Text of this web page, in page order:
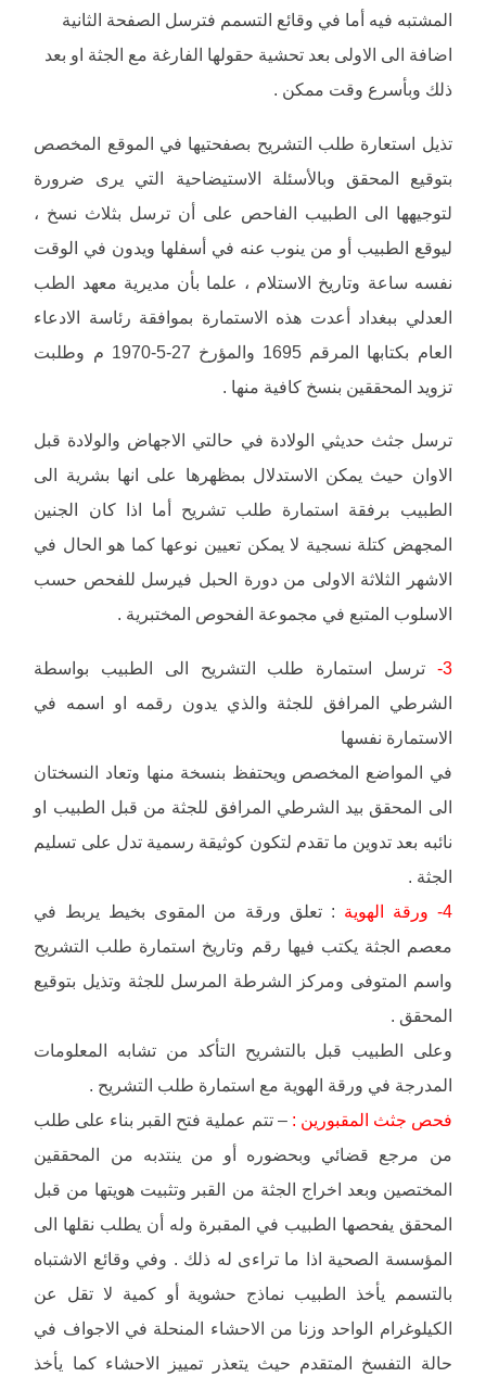
المشتبه فيه أما في وقائع التسمم فترسل الصفحة الثانية
اضافة الى الاولى بعد تحشية حقولها الفارغة مع الجثة او بعد
ذلك وبأسرع وقت ممكن .
تذيل استعارة طلب التشريح بصفحتيها في الموقع المخصص
بتوقيع المحقق وبالأسئلة الاستيضاحية التي يرى ضرورة
لتوجيهها الى الطبيب الفاحص على أن ترسل بثلاث نسخ ،
ليوقع الطبيب أو من ينوب عنه في أسفلها ويدون في الوقت
نفسه ساعة وتاريخ الاستلام ، علما بأن مديرية معهد الطب
العدلي ببغداد أعدت هذه الاستمارة بموافقة رئاسة الادعاء
العام بكتابها المرقم 1695 والمؤرخ 27-5-1970 م وطلبت
تزويد المحققين بنسخ كافية منها .
ترسل جثث حديثي الولادة في حالتي الاجهاض والولادة قبل
الاوان حيث يمكن الاستدلال بمظهرها على انها بشرية الى
الطبيب برفقة استمارة طلب تشريح أما اذا كان الجنين
المجهض كتلة نسجية لا يمكن تعيين نوعها كما هو الحال في
الاشهر الثلاثة الاولى من دورة الحبل فيرسل للفحص حسب
الاسلوب المتبع في مجموعة الفحوص المختبرية .
3-
ترسل استمارة طلب التشريح الى الطبيب بواسطة
الشرطي المرافق للجثة والذي يدون رقمه او اسمه في
الاستمارة نفسها
في المواضع المخصص ويحتفظ بنسخة منها وتعاد النسختان
الى المحقق بيد الشرطي المرافق للجثة من قبل الطبيب او
نائبه بعد تدوين ما تقدم لتكون كوثيقة رسمية تدل على تسليم
الجثة .
4- ورقة الهوية
: تعلق ورقة من المقوى بخيط يربط في
معصم الجثة يكتب فيها رقم وتاريخ استمارة طلب التشريح
واسم المتوفى ومركز الشرطة المرسل للجثة وتذيل بتوقيع
المحقق .
وعلى الطبيب قبل بالتشريح التأكد من تشابه المعلومات
المدرجة في ورقة الهوية مع استمارة طلب التشريح .
فحص جثث المقبورين : – تتم عملية فتح القبر بناء على طلب
من مرجع قضائي وبحضوره أو من ينتدبه من المحققين
المختصين وبعد اخراج الجثة من القبر وتثبيت هويتها من قبل
المحقق يفحصها الطبيب في المقبرة وله أن يطلب نقلها الى
المؤسسة الصحية اذا ما تراءى له ذلك . وفي وقائع الاشتباه
بالتسمم يأخذ الطبيب نماذج حشوية أو كمية لا تقل عن
الكيلوغرام الواحد وزنا من الاحشاء المنحلة في الاجواف في
حالة التفسخ المتقدم حيث يتعذر تمييز الاحشاء كما يأخذ